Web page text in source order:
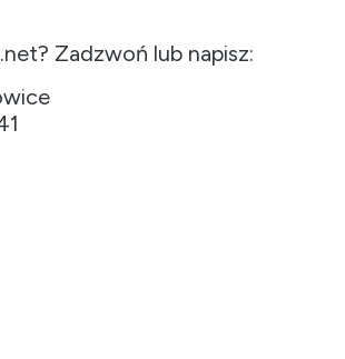
Zadzwoń lub napisz: